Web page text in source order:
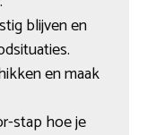
blijven en
en maak
stap hoe je